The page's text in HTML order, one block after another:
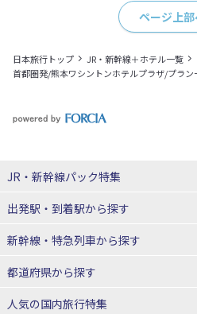
ページ上
日本旅行トップ
JR・新幹線＋ホテル一覧
首都圏発/熊本ワシントンホテルプラザ/プラン
JR・新幹線パック特集
JR・新幹線＋ホテルパック
出張パック
出発駅・到着駅から探す
秋田⇔東京 新幹線パック
仙台→東京 新幹線パック
富山⇔東京 新幹線パック
新幹線・特急列車から探す
北海道新幹線 旅行
山形新幹線 旅行
都道府県から探す
人気の国内旅行特集